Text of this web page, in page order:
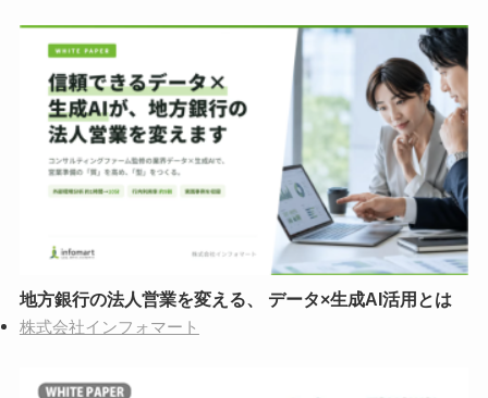
地方銀行の法人営業を変える、 データ×生成AI活用とは
株式会社インフォマート